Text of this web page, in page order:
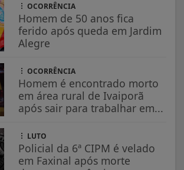
OCORRÊNCIA
Homem de 50 anos fica
ferido após queda em Jardim
Alegre
OCORRÊNCIA
Homem é encontrado morto
em área rural de Ivaiporã
após sair para trabalhar em...
LUTO
Policial da 6ª CIPM é velado
em Faxinal após morte